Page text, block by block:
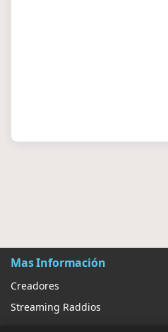
Mas Información
Creadores
Streaming Raddios